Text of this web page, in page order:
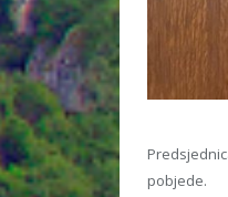
pobjede.